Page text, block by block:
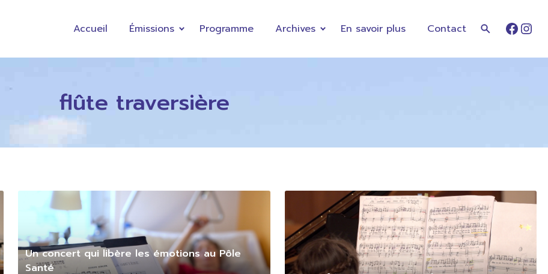
Accueil Émissions Programme Archives En savoir plus Contact
flûte traversière
Un concert qui libère les émotions au Pôle
Santé